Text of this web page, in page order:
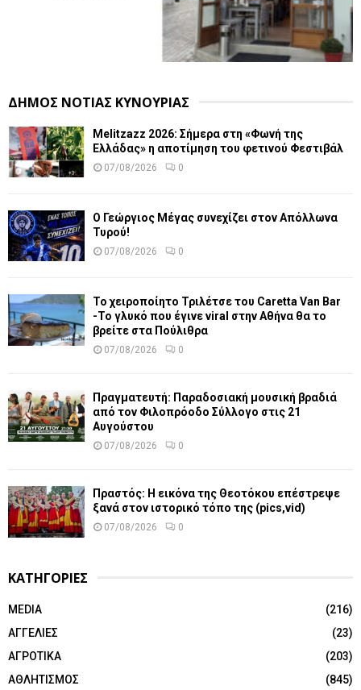
ΔΗΜΟΣ ΝΟΤΙΑΣ ΚΥΝΟΥΡΙΑΣ
Melitzazz 2026: Σήμερα στη «Φωνή της
Ελλάδας» η αποτίμηση του φετινού Φεστιβάλ
07/08/2026 0
Ο Γεώργιος Μέγας συνεχίζει στον Απόλλωνα
Τυρού!
07/08/2026 0
Το χειροποίητο Τριλέτσε του Caretta Van Bar
-Το γλυκό που έγινε viral στην Αθήνα θα το
βρείτε στα Πούλιθρα
07/08/2026 0
Πραγματευτή: Παραδοσιακή μουσική βραδιά
από τον Φιλοπρόοδο Σύλλογο στις 21
Αυγούστου
07/08/2026 0
Πραστός: Η εικόνα της Θεοτόκου επέστρεψε
ξανά στον ιστορικό τόπο της (pics,vid)
07/08/2026 0
ΚΑΤΗΓΟΡΙΕΣ
MEDIA
(216)
ΑΓΓΕΛΙΕΣ
(23)
ΑΓΡΟΤΙΚΑ
(203)
ΑΘΛΗΤΙΣΜΟΣ
(845)